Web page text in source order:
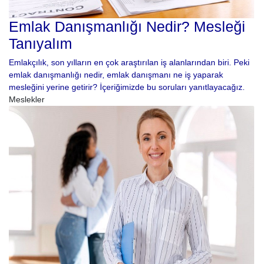
Emlak Danışmanlığı Nedir? Mesleği
Tanıyalım
Emlakçılık, son yılların en çok araştırılan iş alanlarından biri. Peki
emlak danışmanlığı nedir, emlak danışmanı ne iş yaparak
mesleğini yerine getirir? İçeriğimizde bu soruları yanıtlayacağız.
Meslekler